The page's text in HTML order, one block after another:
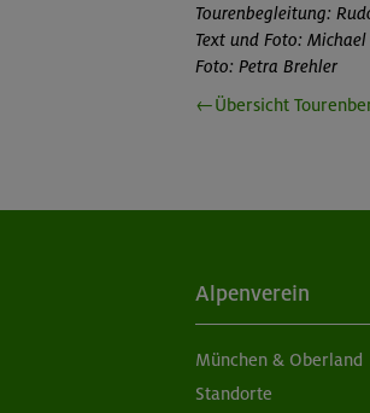
Tourenbegleitung:
Text und Foto:
Foto: Petra Brehler
←Übersicht
Alpenverein
München & Oberland
Standorte